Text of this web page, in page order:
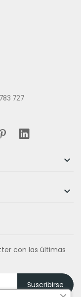
727


con las últimas
Suscribirse